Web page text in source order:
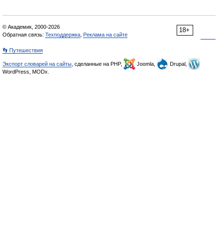
18+
© Академик, 2000-2026
Обратная связь: Техподдержка Реклама на сайте
👣 Путешествия
Экспорт словарей на сайты , сделанные на PHP, Joomla,
Drupal,
WordPress, MODx.